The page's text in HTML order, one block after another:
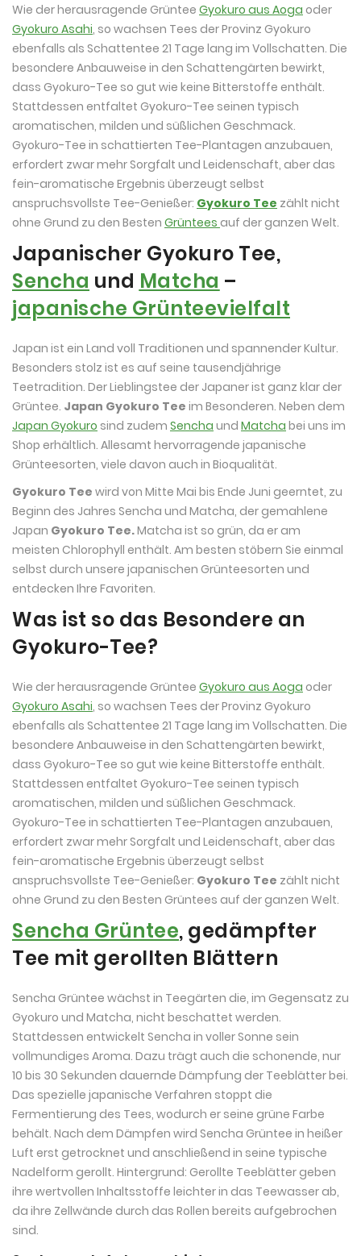
Wie der herausragende Grüntee Gyokuro aus Aoga oder
Gyokuro Asahi, so wachsen Tees der Provinz Gyokuro
ebenfalls als Schattentee 21 Tage lang im Vollschatten. Die
besondere Anbauweise in den Schattengärten bewirkt,
dass Gyokuro-Tee so gut wie keine Bitterstoffe enthält.
Stattdessen entfaltet Gyokuro-Tee seinen typisch
aromatischen, milden und süßlichen Geschmack.
Gyokuro-Tee in schattierten Tee-Plantagen anzubauen,
erfordert zwar mehr Sorgfalt und Leidenschaft, aber das
fein-aromatische Ergebnis überzeugt selbst
anspruchsvollste Tee-Genießer: Gyokuro Tee zählt nicht
ohne Grund zu den Besten Grüntees auf der ganzen Welt.
Japanischer Gyokuro Tee,
Sencha und Matcha –
japanische Grünteevielfalt
Japan ist ein Land voll Traditionen und spannender Kultur.
Besonders stolz ist es auf seine tausendjährige
Teetradition. Der Lieblingstee der Japaner ist ganz klar der
Grüntee. Japan Gyokuro Tee im Besonderen. Neben dem
Japan Gyokuro sind zudem Sencha und Matcha bei uns im
Shop erhältlich. Allesamt hervorragende japanische
Grünteesorten, viele davon auch in Bioqualität.
Gyokuro Tee wird von Mitte Mai bis Ende Juni geerntet, zu
Beginn des Jahres Sencha und Matcha, der gemahlene
Japan Gyokuro Tee.Matcha ist so grün, da er am
meisten Chlorophyll enthält. Am besten stöbern Sie einmal
selbst durch unsere japanischen Grünteesorten und
entdecken Ihre Favoriten.
Was ist so das Besondere an
Gyokuro-Tee?
Wie der herausragende Grüntee Gyokuro aus Aoga oder
Gyokuro Asahi, so wachsen Tees der Provinz Gyokuro
ebenfalls als Schattentee 21 Tage lang im Vollschatten. Die
besondere Anbauweise in den Schattengärten bewirkt,
dass Gyokuro-Tee so gut wie keine Bitterstoffe enthält.
Stattdessen entfaltet Gyokuro-Tee seinen typisch
aromatischen, milden und süßlichen Geschmack.
Gyokuro-Tee in schattierten Tee-Plantagen anzubauen,
erfordert zwar mehr Sorgfalt und Leidenschaft, aber das
fein-aromatische Ergebnis überzeugt selbst
anspruchsvollste Tee-Genießer: Gyokuro Tee zählt nicht
ohne Grund zu den Besten Grüntees auf der ganzen Welt.
Sencha Grüntee, gedämpfter
Tee mit gerollten Blättern
Sencha Grüntee wächst in Teegärten die, im Gegensatz zu
Gyokuro und Matcha, nicht beschattet werden.
Stattdessen entwickelt Sencha in voller Sonne sein
vollmundiges Aroma. Dazu trägt auch die schonende, nur
10 bis 30 Sekunden dauernde Dämpfung der Teeblätter bei.
Das spezielle japanische Verfahren stoppt die
Fermentierung des Tees, wodurch er seine grüne Farbe
behält. Nach dem Dämpfen wird Sencha Grüntee in heißer
Luft erst getrocknet und anschließend in seine typische
Nadelform gerollt. Hintergrund: Gerollte Teeblätter geben
ihre wertvollen Inhaltsstoffe leichter in das Teewasser ab,
da ihre Zellwände durch das Rollen bereits aufgebrochen
sind.